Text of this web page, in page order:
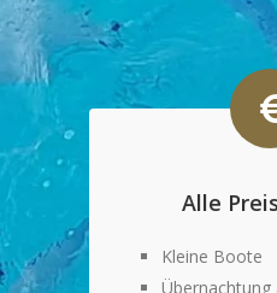
Alle
Kleine Boote
Übernachtung